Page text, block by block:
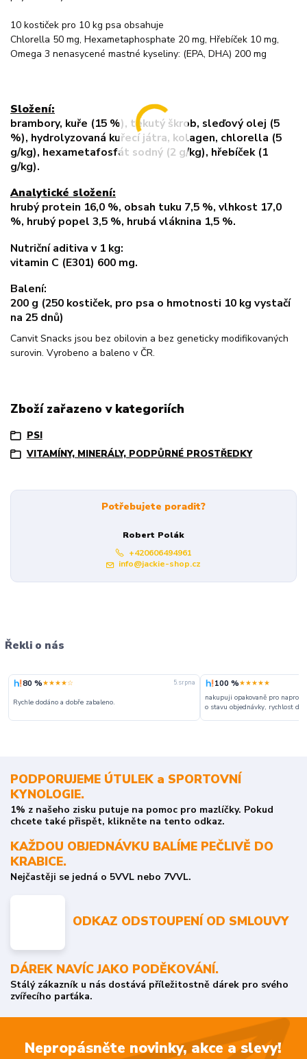
10 kostiček pro 10 kg psa obsahuje
Chlorella 50 mg, Hexametaphosphate 20 mg, Hřebíček 10 mg,
Omega 3 nenasycené mastné kyseliny: (EPA, DHA) 200 mg
Složení:
brambory, kuře (15 %), tekutý škrob, sleďový olej (5
%), hydrolyzovaná kuřecí játra, kolagen, chlorella (5
g/kg), hexametafosfát sodný (2 g/kg), hřebíček (1
g/kg).
Analytické složení:
hrubý protein 16,0 %, obsah tuku 7,5 %, vlhkost 17,0
%, hrubý popel 3,5 %, hrubá vláknina 1,5 %.
Nutriční aditiva v 1 kg:
vitamin C (E301) 600 mg.
Balení:
200 g (250 kostiček, pro psa o hmotnosti 10 kg vystačí
na 25 dnů)
Canvit Snacks jsou bez obilovin a bez geneticky modifikovaných
surovin. Vyrobeno a baleno v ČR.
Zboží zařazeno v kategoriích
PSI
VITAMÍNY, MINERÁLY, PODPŮRNÉ PROSTŘEDKY
Potřebujete poradit?
Robert Polák
+420606494961
info@jackie-shop.cz
Řekli o nás
80 %★★★★☆ 5. srpna
Rychle dodáno a dobře zabaleno.
100 %★★★★★
nakupuji opakovaně pro
o stavu objednávky, rychlost
PODPORUJEME ÚTULEK a SPORTOVNÍ
KYNOLOGIE.
1% z našeho zisku putuje na pomoc pro mazlíčky. Pokud
chcete také přispět, klikněte na tento odkaz.
KAŽDOU OBJEDNÁVKU BALÍME PEČLIVĚ DO
KRABICE.
Nejčastěji se jedná o 5VVL nebo 7VVL.
ODKAZ ODSTOUPENÍ OD SMLOUVY
DÁREK NAVÍC JAKO PODĚKOVÁNÍ.
Stálý zákazník u nás dostává příležitostně dárek pro svého
zvířecího parťáka.
Nepropásněte novinky, akce a slevy!